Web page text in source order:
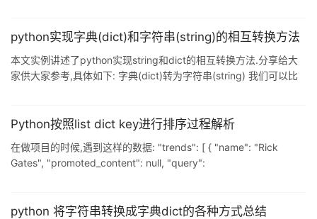
用,所以会报错 print(t['1']) 额外说明: dict.get(key, default=None)
python实现字典(dict)和字符串(string)的相互转换方法
本文实例讲述了python实现string和dict的相互转换方法.分享给大
家供大家参考,具体如下: 字典(dict)转为字符串(string) 我们可以比
sample_dic.items(): print "\"%s\":\"%s\"" % (key, value) 字符串
Python按照list dict key进行排序过程解析
在做项目的时候,遇到这样的数据: "trends": [ { "name": "Rick
Gates", "promoted_content": null, "query":
python 将字符串转换成字典dict的各种方式总结